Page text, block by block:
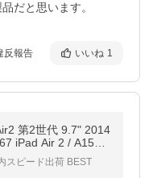
だと思います。
反報告 いいね 1
第2世代 9.7" 2014
iPad Air 2 / A1547
電圧制限:3.76V " *
スピード出荷 BEST